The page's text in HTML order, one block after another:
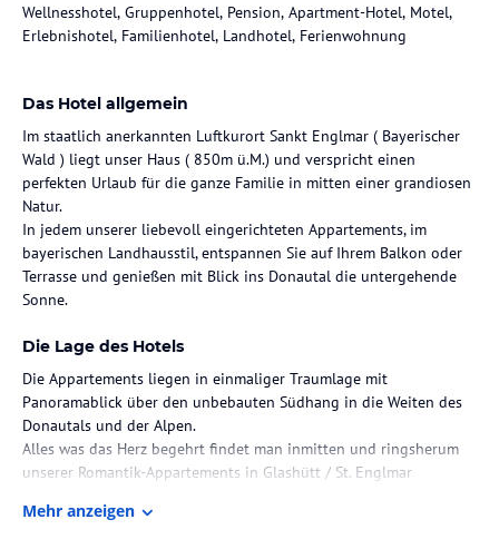
Wellnesshotel, Gruppenhotel, Pension, Apartment-Hotel, Motel,
Erlebnishotel, Familienhotel, Landhotel, Ferienwohnung
Das Hotel allgemein
Im staatlich anerkannten Luftkurort Sankt Englmar ( Bayerischer
Wald ) liegt unser Haus ( 850m ü.M.) und verspricht einen
perfekten Urlaub für die ganze Familie in mitten einer grandiosen
Natur.
In jedem unserer liebevoll eingerichteten Appartements, im
bayerischen Landhausstil, entspannen Sie auf Ihrem Balkon oder
Terrasse und genießen mit Blick ins Donautal die untergehende
Sonne.
Die Lage des Hotels
Die Appartements liegen in einmaliger Traumlage mit
Panoramablick über den unbebauten Südhang in die Weiten des
Donautals und der Alpen.
Alles was das Herz begehrt findet man inmitten und ringsherum
unserer Romantik-Appartements in Glashütt / St. Englmar
entspannen Sie auf Ihrem Balkon oder Terrasse und genießen die
Mehr anzeigen